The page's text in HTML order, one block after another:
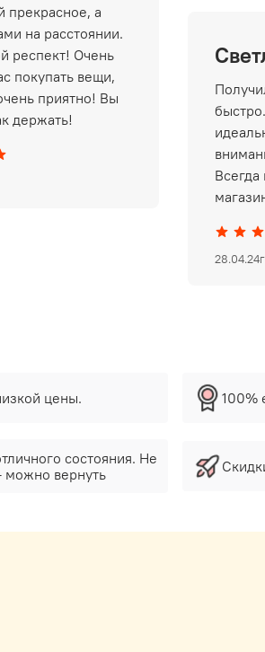
прекрасное, а
на расстоянии.
респект! Очень
покупать вещи,
приятно! Вы
держать!
28.04.24г
цены.
состояния. Не
вернуть
100%